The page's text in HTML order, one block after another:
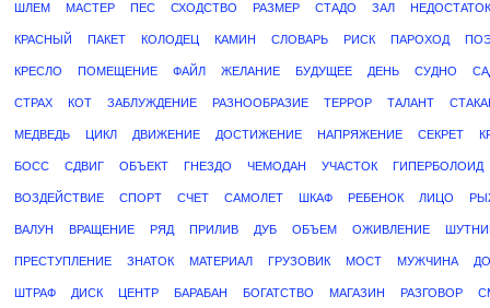
ШЛЕМ МАСТЕР ПЕС СХОДСТВО РАЗМЕР СТАДО ЗАЛ НЕДОСТАТОК
КРАСНЫЙ ПАКЕТ КОЛОДЕЦ КАМИН СЛОВАРЬ РИСК ПАРОХОД
КРЕСЛО ПОМЕЩЕНИЕ ФАЙЛ ЖЕЛАНИЕ БУДУЩЕЕ ДЕНЬ СУДНО
СТРАХ КОТ ЗАБЛУЖДЕНИЕ РАЗНООБРАЗИЕ ТЕРРОР ТАЛАНТ
МЕДВЕДЬ ЦИКЛ ДВИЖЕНИЕ ДОСТИЖЕНИЕ НАПРЯЖЕНИЕ СЕКРЕТ
БОСС СДВИГ ОБЪЕКТ ГНЕЗДО ЧЕМОДАН УЧАСТОК ГИПЕРБОЛОИД
ВОЗДЕЙСТВИЕ СПОРТ СЧЕТ САМОЛЕТ ШКАФ РЕБЕНОК ЛИЦО
ВАЛУН ВРАЩЕНИЕ РЯД ПРИЛИВ ДУБ ОБЪЕМ ОЖИВЛЕНИЕ
ПРЕСТУПЛЕНИЕ ЗНАТОК МАТЕРИАЛ ГРУЗОВИК МОСТ МУЖЧИНА
ШТРАФ ДИСК ЦЕНТР БАРАБАН БОГАТСТВО МАГАЗИН РАЗГОВОР